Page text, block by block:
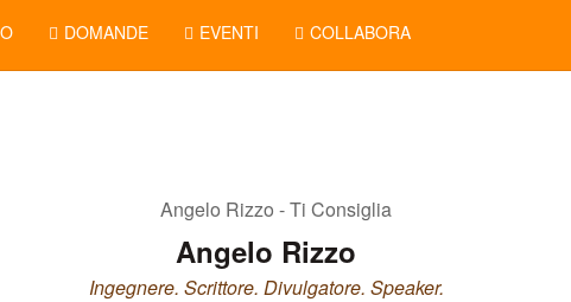
DOMANDE EVENTI COLLABORA
Angelo Rizzo
Ingegnere. Scrittore. Divulgatore. Speaker.